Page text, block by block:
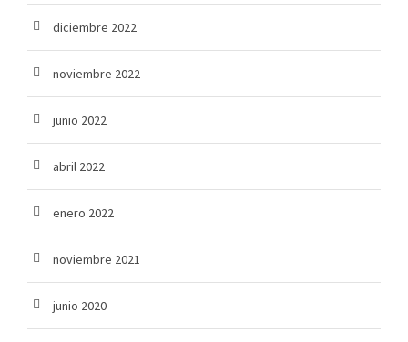
diciembre 2022
noviembre 2022
junio 2022
abril 2022
enero 2022
noviembre 2021
junio 2020